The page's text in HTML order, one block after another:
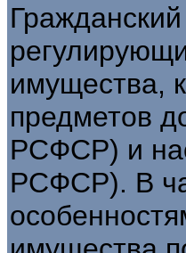
имущества,
предметов
РСФСР) и
РСФСР). В